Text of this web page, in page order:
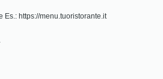
https://menu.tuoristorante.it